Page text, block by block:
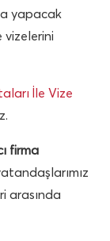
yapacak
vizelerini
İle Vize
firma
arasında